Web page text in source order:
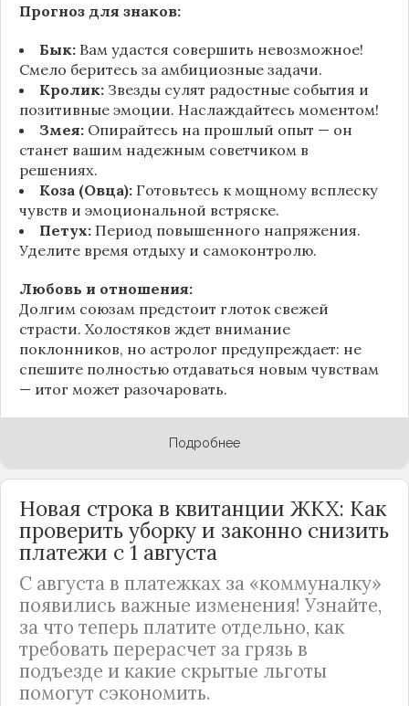
Прогноз для знаков:
Бык: Вам удастся совершить невозможное!
Смело беритесь за амбициозные задачи.
Кролик: Звезды сулят радостные события и
позитивные эмоции. Наслаждайтесь моментом!
Змея: Опирайтесь на прошлый опыт — он
станет вашим надежным советчиком в
решениях.
Коза (Овца): Готовьтесь к мощному всплеску
чувств и эмоциональной встряске.
Петух: Период повышенного напряжения.
Уделите время отдыху и самоконтролю.
Любовь и отношения:
Долгим союзам предстоит глоток свежей
страсти. Холостяков ждет внимание
поклонников, но астролог предупреждает: не
спешите полностью отдаваться новым чувствам
— итог может разочаровать.
Подробнее
Новая строка в квитанции ЖКХ: Как
проверить уборку и законно снизить
платежи с 1 августа
С августа в платежках за «коммуналку»
появились важные изменения! Узнайте,
за что теперь платите отдельно, как
требовать перерасчет за грязь в
подъезде и какие скрытые льготы
помогут сэкономить.